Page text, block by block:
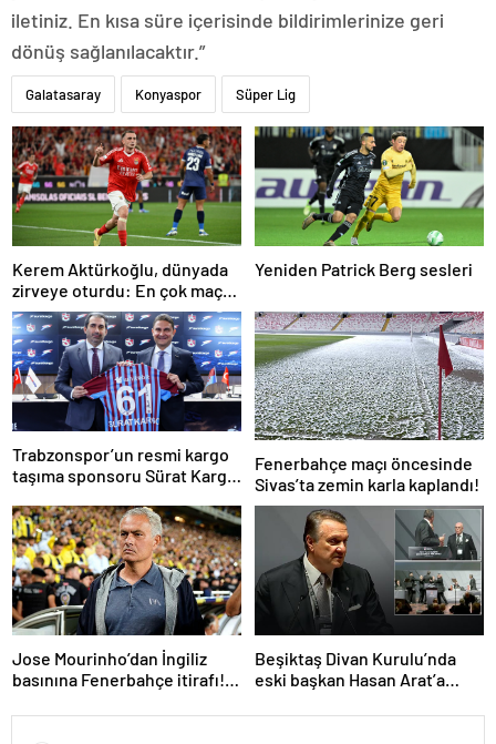
iletiniz. En kısa süre içerisinde bildirimlerinize geri
dönüş sağlanılacaktır.”
Galatasaray Konyaspor Süper Lig
Kerem Aktürkoğlu, dünyada
zirveye oturdu: En çok maça
çıkan oyuncu!
Yeniden Patrick Berg sesleri
Trabzonspor’un resmi kargo
taşıma sponsoru Sürat Kargo
Fenerbahçe maçı öncesinde
Sivas’ta zemin karla kaplandı!
Jose Mourinho’dan İngiliz
basınına Fenerbahçe itirafı!
Beşiktaş Divan Kurulu’nda
eski başkan Hasan Arat’a
ertelendi